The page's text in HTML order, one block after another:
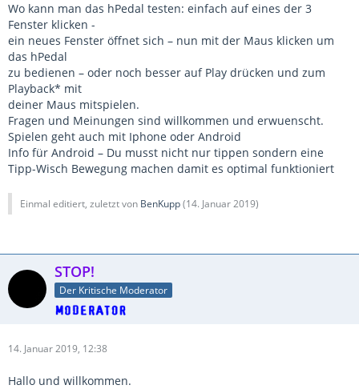
Wo kann man das hPedal testen: einfach auf eines der 3
Fenster klicken -
ein neues Fenster öffnet sich – nun mit der Maus klicken um
das hPedal
zu bedienen – oder noch besser auf Play drücken und zum
Playback* mit
deiner Maus mitspielen.
Fragen und Meinungen sind willkommen und erwuenscht.
Spielen geht auch mit Iphone oder Android
Info für Android – Du musst nicht nur tippen sondern eine
Tipp-Wisch Bewegung machen damit es optimal funktioniert
Einmal editiert, zuletzt von BenKupp(14. Januar 2019)
STOP!
Der Kritische Moderator
14. Januar 2019, 12:38
Hallo und willkommen.